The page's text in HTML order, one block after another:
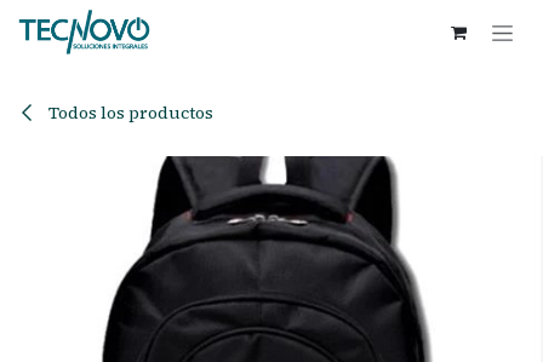
Ir al contenido
Todos los productos